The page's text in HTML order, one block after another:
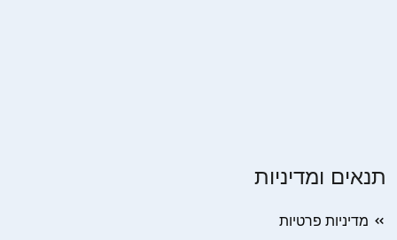
תנאים ומדיניות
מדיניות פרטיות